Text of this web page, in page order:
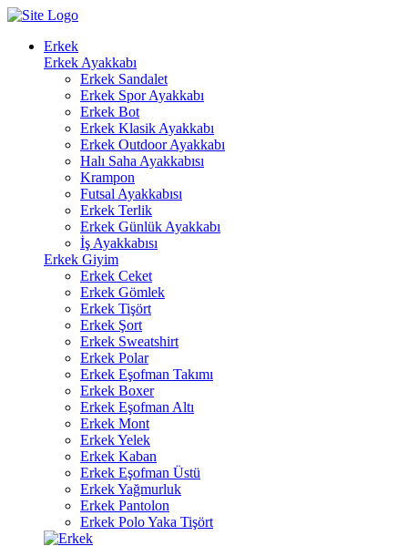
Erkek
Erkek Ayakkabı
Erkek Sandalet
Erkek Spor Ayakkabı
Erkek Bot
Erkek Klasik Ayakkabı
Erkek Outdoor Ayakkabı
Halı Saha Ayakkabısı
Krampon
Futsal Ayakkabısı
Erkek Terlik
Erkek Günlük Ayakkabı
İş Ayakkabısı
Erkek Giyim
Erkek Ceket
Erkek Gömlek
Erkek Tişört
Erkek Şort
Erkek Sweatshirt
Erkek Polar
Erkek Eşofman Takımı
Erkek Boxer
Erkek Eşofman Altı
Erkek Mont
Erkek Yelek
Erkek Kaban
Erkek Eşofman Üstü
Erkek Yağmurluk
Erkek Pantolon
Erkek Polo Yaka Tişört